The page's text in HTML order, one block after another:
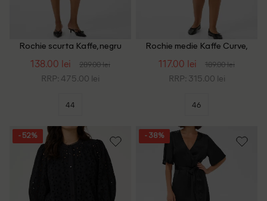
Rochie scurta Kaffe, negru
138.00 lei 289.00 lei
RRP: 475.00 lei
44
Rochie medie Kaffe Curve,
117.00 lei 189.00 lei
RRP: 315.00 lei
46
- 52% - 38%